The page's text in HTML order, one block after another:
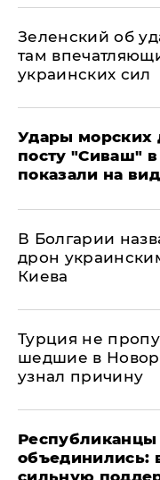
Зеленский об
там
украинских сил
Удары морских
посту "Сиваш"
показали на
В Болгарии
дрон
Киева
Турция не
шедшие в
узнал причину
объединились:
сильную